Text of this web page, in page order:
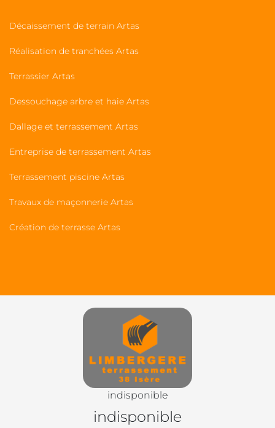
Décaissement de terrain Artas
Réalisation de tranchées Artas
Terrassier Artas
Dessouchage arbre et haie Artas
Dallage et terrassement Artas
Entreprise de terrassement Artas
Terrassement piscine Artas
Travaux de maçonnerie Artas
Création de terrasse Artas
indisponible
indisponible